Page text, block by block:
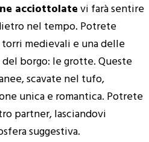
acciottolatevi farà sentire
nel tempo. Potrete
medievali e una delle
borgo: le grotte. Queste
scavate nel tufo,
unica e romantica. Potrete
partner, lasciandovi
suggestiva.